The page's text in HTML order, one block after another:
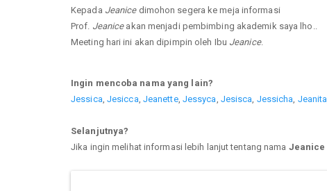
Kepada Jeanicedimohon segera ke meja informasi
Prof. Jeaniceakan menjadi pembimbing akademik saya lho..
Meeting hari ini akan dipimpin oleh Ibu Jeanice.
Ingin mencoba nama yang lain?
Jessica Jesicca Jeanette, Jessyca Jesisca Jessicha Jeanita
Selanjutnya?
Jika ingin melihat informasi lebih lanjut tentang nama Jeanice